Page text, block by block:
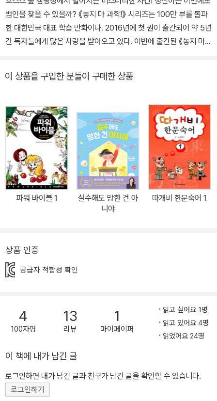
범인을 찾을 수 있을까? 《놓지 마 과학!》 시리즈는 100만 부를 돌파
한 대한민국 대표 학습 만화이다. 2016년에 첫 권이 출간되어 약 5년
간 독자들에게 많은 사랑을 받아오고 있다. 이번에 출간된 《놓지 마
알 수 없는 이상한 일들이 계속 일어나는데……. 그리고 정신이 주위
따라 으스스 캠핑장을 혼란으로 몰아넣은 범인의 증거들을 모아보다
보면 저절로 과학 지식이 쌓이는 경험을 할 수 있을 것이다! 100만 부
를 돌파한 대한민국 대표 학습 만화! CSI 과학수사대를 방불케 하는
증거 찾기 X 최신 과학 정보까지! 2009~2019년 연재된 웹툰 <놓지
마 정신줄!>은 조회 수 28억 뷰가 넘는 초인기 웹툰으로 초등학생들
의 절대적인 지지와 사랑을 받았으며, 이후 애니메이션을 비롯해 웹
드라마까지 만들어지며 나이와 연령을 불문하고 대중에게 사랑을 받
는 콘텐츠로 자리매김했다. 이 인기에 힘입어 《놓지 마 과학!》 학습만
서는 정신이가 서바이벌 대회에 참가한다. 이곳에서는 캠핑장의 대가
도 전수받는다. 인기 아이돌 가수 인션도 이 대회에 참가하면서 분위
핑장에서 벌어지는 이야기 속 사건을 해결하면서 재미와 스릴감을 동
시에 느껴 볼 수 있다. 또한 ‘정신이가 알려주는 과학 노트’와 ‘정신이
가 만난 과학자: 윌리엄 길버트’ 편의 인터뷰가 담겨 있다. 특별히 이
번 권부터는 하나의 과학 주제를 집중해서 샅샅이 살펴볼 수 있는 ‘정
씨에 대한 모든 과학 정보는 물론 날씨와 관련한 사진과 그림이 풍부
하게 구성되어 독자에게 보는 재미를 제공한다. 더불어 본문에서 배
이 상품을 구입한 분들이 구매한 상품
파워 바이블 1
실수해도 망한 건 아
니야
따개비 한문숙어 1
상품 인증
공급자 적합성 확인
4
100자평
13
리뷰
1
마이페이퍼
읽고 싶어요 1명
읽고 있어요 4명
읽었어요 24명
이 책에 내가 남긴 글
로그인하면 내가 남긴 글과 친구가 남긴 글을 확인할 수 있습니다.
로그인하기